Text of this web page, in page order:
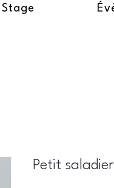
Stage
Petit saladier